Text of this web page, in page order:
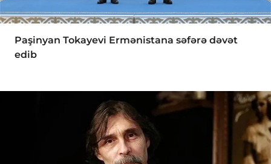
Paşinyan Tokayevi Ermənistana səfərə dəvət
edib